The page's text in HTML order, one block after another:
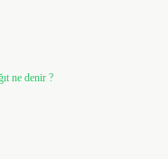
ne denir ?